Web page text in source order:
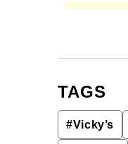
TAGS
#Vicky’s